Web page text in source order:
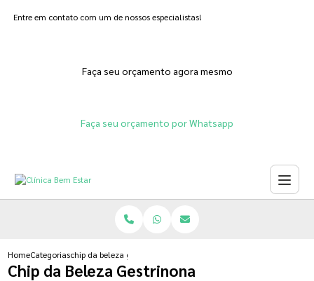
Entre em contato com um de nossos especialistas!
Faça seu orçamento agora mesmo
Faça seu orçamento por Whatsapp
HomeCategoriaschip da beleza gestrinona
Chip da Beleza Gestrinona